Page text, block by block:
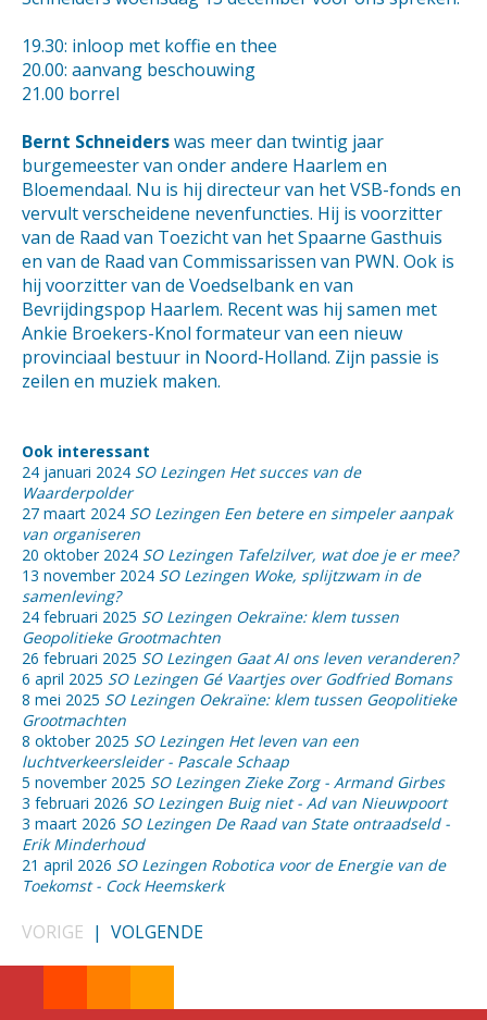
19.30: inloop met koffie en thee
20.00: aanvang beschouwing
21.00 borrel
Bernt Schneiderswas meer dan twintig jaar
burgemeester van onder andere Haarlem en
Bloemendaal. Nu is hij directeur van het VSB-fonds en
vervult verscheidene nevenfuncties. Hij is voorzitter
van de Raad van Toezicht van het Spaarne Gasthuis
en van de Raad van Commissarissen van PWN. Ook is
hij voorzitter van de Voedselbank en van
Bevrijdingspop Haarlem. Recent was hij samen met
Ankie Broekers-Knol formateur van een nieuw
provinciaal bestuur in Noord-Holland. Zijn passie is
zeilen en muziek maken.
Ook interessant
24 januari 2024 SO Lezingen Het succes van de
Waarderpolder
27 maart 2024 SO Lezingen Een betere en simpeler aanpak
van organiseren
20 oktober 2024 SO Lezingen Tafelzilver, wat doe je er mee?
13 november 2024 SO Lezingen Woke, splijtzwam in de
samenleving?
24 februari 2025 SO Lezingen Oekraïne: klem tussen
Geopolitieke Grootmachten
26 februari 2025 SO Lezingen Gaat AI ons leven veranderen?
6 april 2025 SO Lezingen Gé Vaartjes over Godfried Bomans
8 mei 2025 SO Lezingen Oekraïne: klem tussen Geopolitieke
Grootmachten
8 oktober 2025 SO Lezingen Het leven van een
luchtverkeersleider - Pascale Schaap
5 november 2025 SO Lezingen Zieke Zorg - Armand Girbes
3 februari 2026 SO Lezingen Buig niet - Ad van Nieuwpoort
3 maart 2026 SO Lezingen De Raad van State ontraadseld -
Erik Minderhoud
21 april 2026 SO Lezingen Robotica voor de Energie van de
Toekomst - Cock Heemskerk
VORIGE | VOLGENDE